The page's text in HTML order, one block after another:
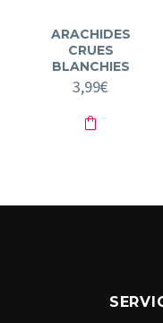
ARACHIDES
CRUES
BLANCHIES
3,99€